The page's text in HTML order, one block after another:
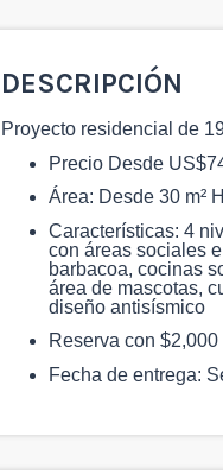
DESCRIPCIÓN
Proyecto residencial de
Precio Desde
Área: Desde 30 m²
Características: 4
con áreas sociales
barbacoa, cocinas
área de mascotas,
diseño antisísmico
Reserva con $2,000
Fecha de entrega: